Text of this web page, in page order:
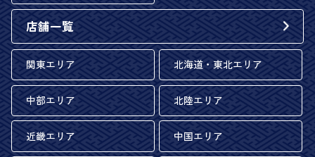
店舗一覧
関東エリア 北海道・東北エリア
中部エリア 北陸エリア
近畿エリア 中国エリア